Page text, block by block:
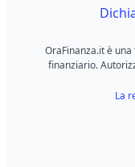
OraFinanza.it è
finanziario.
La